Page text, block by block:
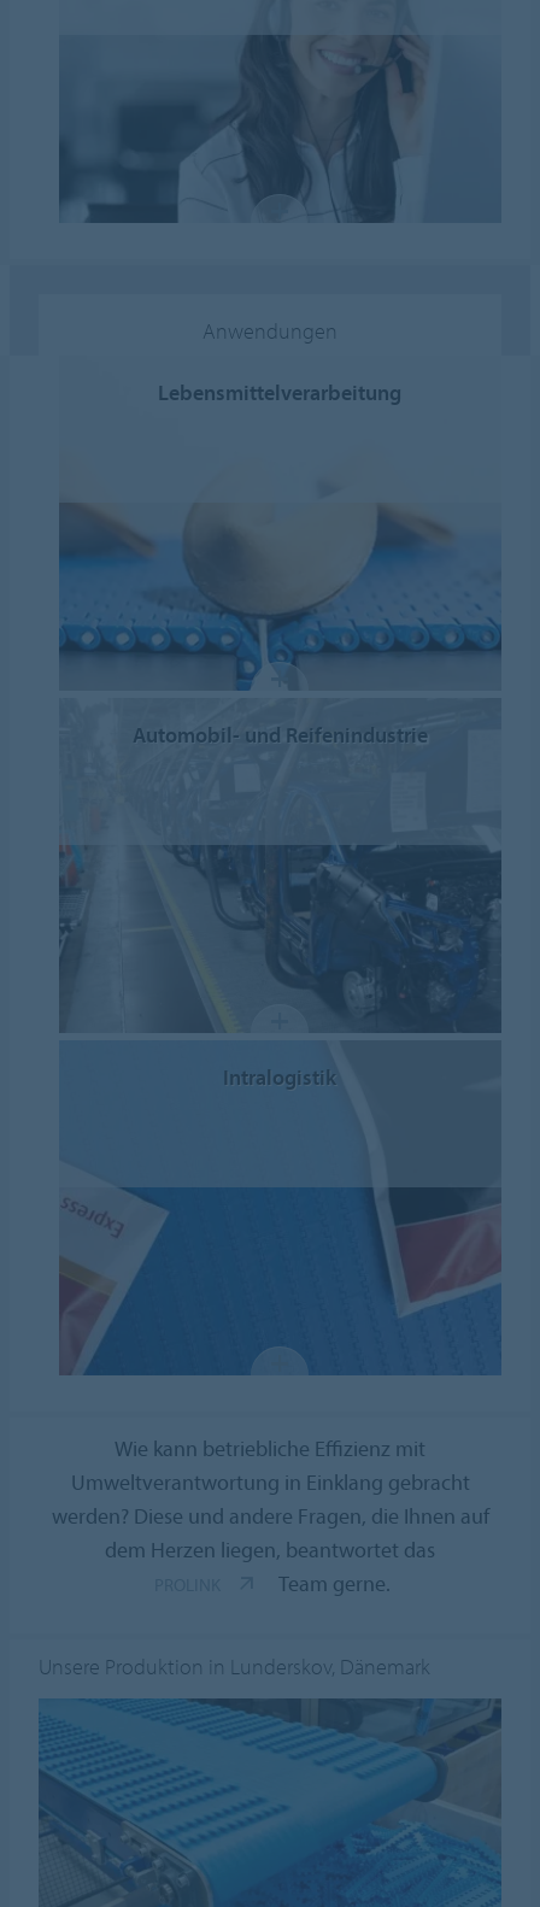
Anwendungen
Lebensmittelverarbeitung
Automobil- und Reifenindustrie
Intralogistik
Wie kann betriebliche Effizienz mit
Umweltverantwortung in Einklang gebracht
werden? Diese und andere Fragen, die Ihnen auf
dem Herzen liegen, beantwortet das
Team gerne.
Unsere Produktion in Lunderskov, Dänemark